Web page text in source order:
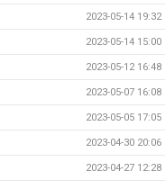
2023-05-14 19:32
2023-05-14 15:00
2023-05-12 16:48
2023-05-07 16:08
2023-05-05 17:05
2023-04-30 20:06
2023-04-27 12:28